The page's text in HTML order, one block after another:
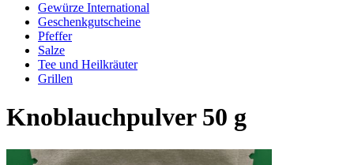
Gewürze International
Geschenkgutscheine
Pfeffer
Salze
Tee und Heilkräuter
Grillen
Knoblauchpulver 50 g